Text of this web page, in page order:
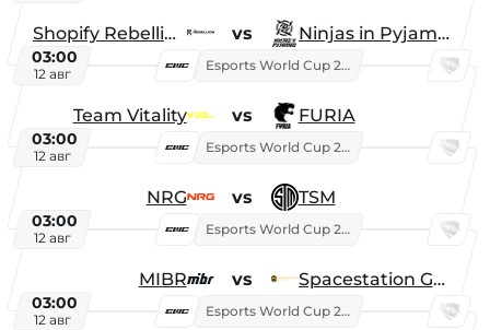
Shopify Rebellion vs Ninjas in Pyjamas
03:00
12 авг
Esports World Cup 2026
Team Vitality vs FURIA
03:00
12 авг
Esports World Cup 2026
NRG vs TSM
03:00
12 авг
Esports World Cup 2026
MIBR vs Spacestation Gaming
03:00
12 авг
Esports World Cup 2026